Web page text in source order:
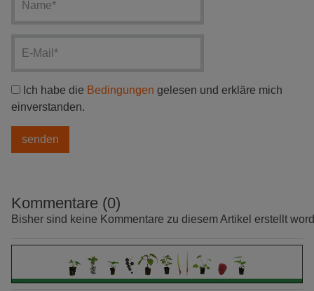
Ich habe die Bedingungen gelesen und erkläre mich
einverstanden.
Kommentare (0)
Bisher sind keine Kommentare zu diesem Artikel erstellt